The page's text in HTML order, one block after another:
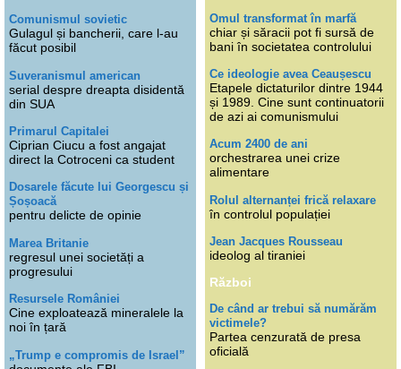
Comunismul sovietic
Gulagul și bancherii, care l-au
făcut posibil
Suveranismul american
serial despre dreapta disidentă
din SUA
Primarul Capitalei
Ciprian Ciucu a fost angajat
direct la Cotroceni ca student
Dosarele făcute lui Georgescu și
Șoșoacă
pentru delicte de opinie
Marea Britanie
regresul unei societăți a
progresului
Resursele României
Cine exploatează mineralele la
noi în țară
„Trump e compromis de Israel”
Omul transformat în marfă
chiar și săracii pot fi sursă de
bani în societatea controlului
Ce ideologie avea Ceaușescu
Etapele dictaturilor dintre 1944
și 1989. Cine sunt continuatorii
de azi ai comunismului
Acum 2400 de ani
orchestrarea unei crize
alimentare
Rolul alternanței frică relaxare
în controlul populației
Jean Jacques Rousseau
ideolog al tiraniei
Război
De când ar trebui să numărăm
victimele?
Partea cenzurată de presa
oficială